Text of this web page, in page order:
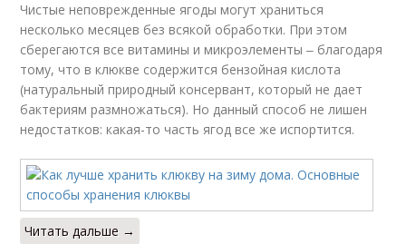
Чистые неповрежденные ягоды могут храниться
несколько месяцев без всякой обработки. При этом
сберегаются все витамины и микроэлементы ‒ благодаря
тому, что в клюкве содержится бензойная кислота
(натуральный природный консервант, который не дает
бактериям размножаться). Но данный способ не лишен
недостатков: какая-то часть ягод все же испортится.
Читать дальше →